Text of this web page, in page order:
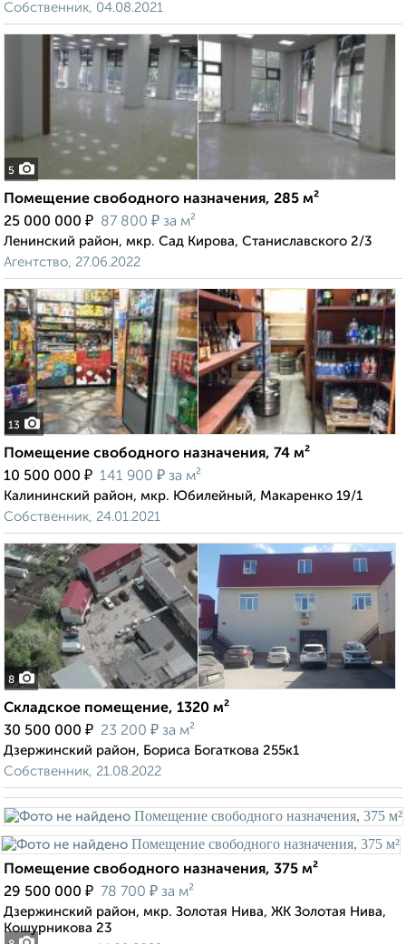
Собственник, 04.08.2021
5
Помещение свободного назначения, 285 м²
25 000 000 ₽ 87 800 ₽ за м²
Ленинский район, мкр. Сад Кирова, Станиславского 2/3
Агентство, 27.06.2022
13
Помещение свободного назначения, 74 м²
10 500 000 ₽ 141 900 ₽ за м²
Калининский район, мкр. Юбилейный, Макаренко 19/1
Собственник, 24.01.2021
8
Складское помещение, 1320 м²
30 500 000 ₽ 23 200 ₽ за м²
Дзержинский район, Бориса Богаткова 255к1
Собственник, 21.08.2022
Помещение свободного назначения, 375 м²
29 500 000 ₽ 78 700 ₽ за м²
Дзержинский район, мкр. Золотая Нива, ЖК Золотая Нива,
Кошурникова 23